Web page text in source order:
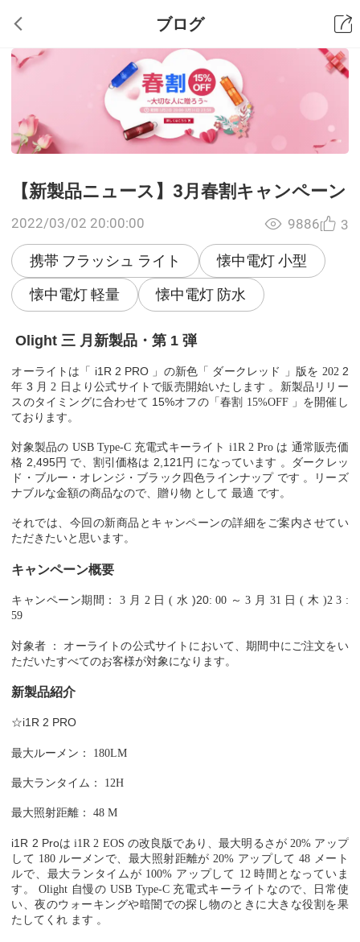
ブログ
【新製品ニュース】3月春割キャンペーン
2022/03/02 20:00:00
携帯 フラッシュ ライト
懐中電灯 小型
懐中電灯 軽量
懐中電灯 防水
9886 3
Olight 三 月新製品・第 1弾
オーライトは「 i1R 2 PRO 」の新色「 ダークレッド 」版を 202 2
年 3 月 2 日より公式サイトで販売開始いたします 。新製品リリー
スのタイミングに合わせて 15%オフの「春割 15%OFF
」を開催し
ております。
対象製品の USB Type-C 充電式キーライト i1R 2 Pro は 通常販売価
格 2,495円 で、割引価格は 2,121 円 になっています 。ダークレッ
ド・ブルー・オレンジ・ブラック四色ラインナップ です 。リーズ
ナブルな金額の商品なので、贈り物 として 最適 です。
それでは、今回の新商品とキャンペーンの詳細をご案内させてい
ただきたいと思います。
キャンペーン概要
キャンペーン期間： 3 月 2 日 ( 水 )20: 00 ～ 3 月 31 日 ( 木 )2 3 :
59
対象者 ：
オーライトの公式サイトにおいて、期間中にご注文をい
ただいたすべてのお客様が対象になります。
新製品紹介
☆i1R 2 PRO
最大ルーメン： 180LM
最大ランタイム： 12H
最大照射距離： 48 M
i1R 2 Proは i1R 2 EOS の改良版であり、最大明るさが 20% アップ
して 180 ルーメンで、最大照射距離が 20% アップして 48 メート
ルで、最大ランタイムが 100% アップして 12 時間となっていま
す。
Olight 自慢の USB Type-C 充電式キーライトなので、日常使
い、夜のウォーキングや暗闇での探し物のときに大きな役割を果
たしてくれ ます 。